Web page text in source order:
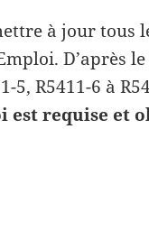
à jour tous
D’après
R5411-6 à
est requise et
de